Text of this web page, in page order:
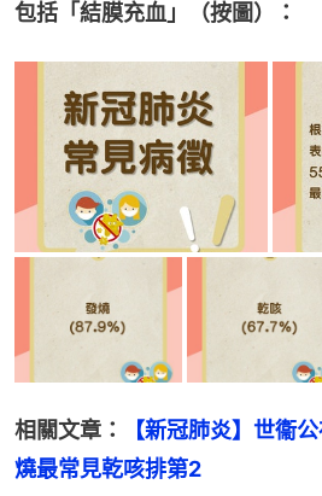
包括「結膜充血」（按圖）：
相關文章：
【新冠肺炎】世衞
燒最常見乾咳排第2